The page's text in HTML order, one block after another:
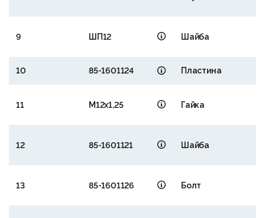
9 ШП12 Шайба
10 85-1601124 Пластина
11 М12х1,25 Гайка
12 85-1601121 Шайба
13 85-1601126 Болт